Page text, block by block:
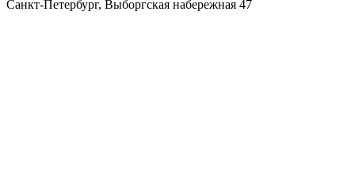
Санкт-Петербург, Выборгская набережная 47